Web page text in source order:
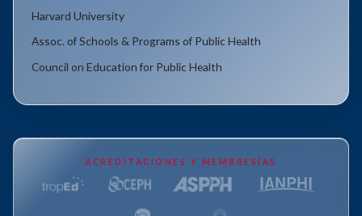
Harvard University
Assoc. of Schools & Programs of Public Health
Council on Education for Public Health
ACREDITACIONES Y MEMBRESÍAS